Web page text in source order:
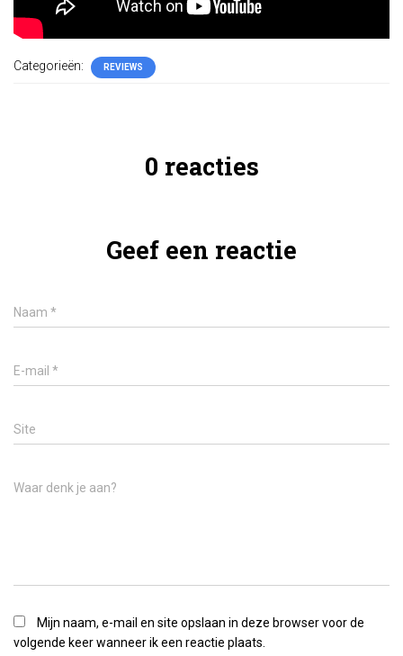
Categorieën: REVIEWS
0 reacties
Geef een reactie
Naam *
E-mail *
Site
Waar denk je aan?
Mijn naam, e-mail en site opslaan in deze browser voor de
volgende keer wanneer ik een reactie plaats.